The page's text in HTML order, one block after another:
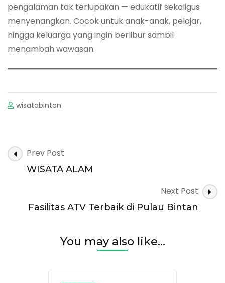
pengalaman tak terlupakan — edukatif sekaligus
menyenangkan. Cocok untuk anak-anak, pelajar,
hingga keluarga yang ingin berlibur sambil
menambah wawasan.
wisatabintan
Post
Navigation
Prev Post
WISATA ALAM
Next Post
Fasilitas ATV Terbaik di Pulau Bintan
You may also like...